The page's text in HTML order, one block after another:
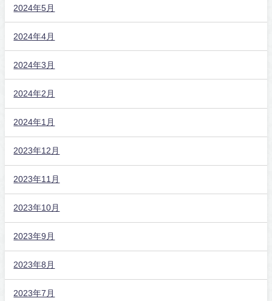
2024年5月
2024年4月
2024年3月
2024年2月
2024年1月
2023年12月
2023年11月
2023年10月
2023年9月
2023年8月
2023年7月